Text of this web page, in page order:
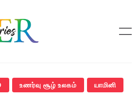
உணர்வு சூழ் உலகம் யாமினி